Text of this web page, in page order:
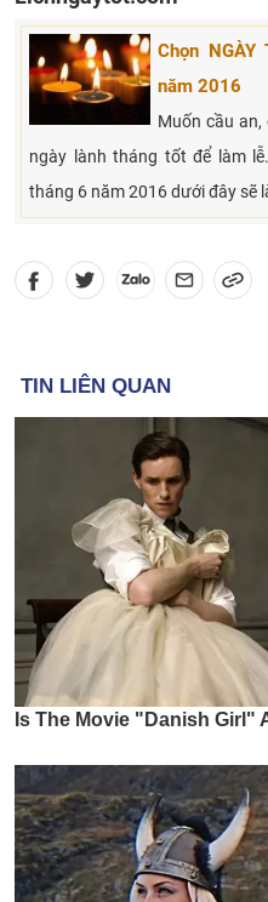
Chọn
năm 2016
Muốn cầu
ngày lành tháng tốt để làm
tháng 6 năm 2016 dưới đây sẽ